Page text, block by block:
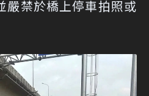
嚴禁於橋上停車拍照或